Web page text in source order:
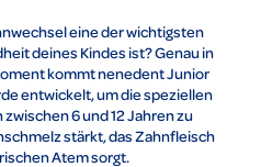
eine der wichtigsten
deines Kindes ist? Genau in
kommt nenedent Junior
entwickelt, um die speziellen
6 und 12 Jahren zu
stärkt, das Zahnfleisch
Atem sorgt.